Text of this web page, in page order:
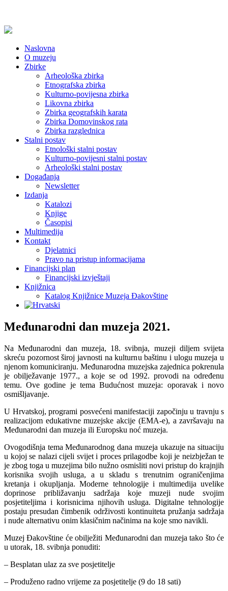
Naslovna
O muzeju
Zbirke
Arheološka zbirka
Etnografska zbirka
Kulturno-povijesna zbirka
Likovna zbirka
Zbirka geografskih karata
Zbirka Domovinskog rata
Zbirka razglednica
Stalni postav
Etnološki stalni postav
Kulturno-povijesni stalni postav
Arheološki stalni postav
Događanja
Newsletter
Izdanja
Katalozi
Knjige
Časopisi
Multimedija
Kontakt
Djelatnici
Pravo na pristup informacijama
Financijski plan
Financijski izvještaji
Knjižnica
Katalog Knjižnice Muzeja Đakovštine
Međunarodni dan muzeja 2021.
Na Međunarodni dan muzeja, 18. svibnja, muzeji diljem svijeta
skreću pozornost široj javnosti na kulturnu baštinu i ulogu muzeja u
njenom komuniciranju. Međunarodna muzejska zajednica pokrenula
je obilježavanje 1977., a koje se od 1992. provodi na određenu
temu. Ove godine je tema Budućnost muzeja: oporavak i novo
osmišljavanje.
U Hrvatskoj, programi posvećeni manifestaciji započinju u travnju s
realizacijom edukativne muzejske akcije (EMA-e), a završavaju na
Međunarodni dan muzeja ili Europsku noć muzeja.
Ovogodišnja tema Međunarodnog dana muzeja ukazuje na situaciju
u kojoj se nalazi cijeli svijet i proces prilagodbe koji je neizbježan te
je zbog toga u muzejima bilo nužno osmisliti novi pristup do krajnjih
korisnika svojih usluga, a u skladu s trenutnim ograničenjima
kretanja i okupljanja. Moderne tehnologije i multimedija uvelike
doprinose približavanju sadržaja koje muzeji nude svojim
posjetiteljima i korisnicima njihovih usluga. Digitalne tehnologije
postaju presudan čimbenik održivosti kontinuiteta pružanja sadržaja
i nude alternativu onim klasičnim načinima na koje smo navikli.
Muzej Đakovštine će obilježiti Međunarodni dan muzeja tako što će
u utorak, 18. svibnja ponuditi:
– Besplatan ulaz za sve posjetitelje
– Produženo radno vrijeme za posjetitelje (9 do 18 sati)